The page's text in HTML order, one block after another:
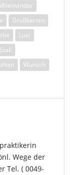
Grußkarten
Lust
Stall
Wunsch
Wege der
Tel. ( 0049-